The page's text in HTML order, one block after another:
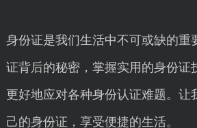
身份证是我们生活中不可或缺的重
证背后的秘密，掌握实用的身份证
更好地应对各种身份认证难题。让
己的身份证，享受便捷的生活。